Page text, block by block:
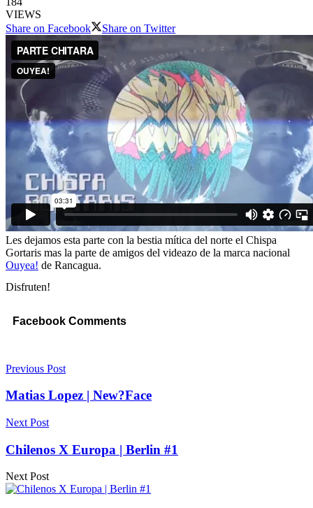
VIEWS
Share on Facebook
Share on Twitter
Les dejamos esta parte con la bestia mítica del norte el Chispa
Gortaris mas la parte de amigos del videazo de la marca nacional
Ouyea! de Rancagua.
Disfruten!
Facebook Comments
Previous Post
Matias Lopez | New?Face
Next Post
Chilenos X Europa | Berlin #1
Next Post